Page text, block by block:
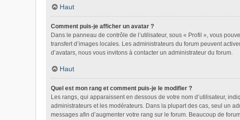
Haut
Comment puis-je afficher un avatar ?
Dans le panneau de contrôle de l’utilisateur, sous « Profil », vous
transfert d’images locales. Les administrateurs du forum peuvent
d’avatars, nous vous invitons à contacter un administrateur du forum.
Haut
Quel est mon rang et comment puis-je le modifier ?
Les rangs, qui apparaissent en dessous de votre nom d’utilisateur,
administrateurs et les modérateurs. Dans la plupart des cas, seul un
messages afin d’augmenter votre rang sur le forum. Beaucoup de